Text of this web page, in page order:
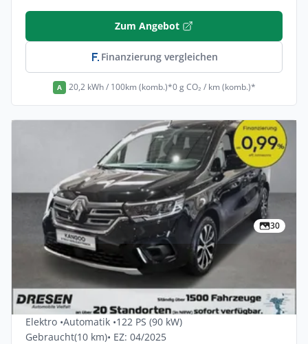
Zum Angebot
Finanzierung vergleichen
A 20,2 kWh / 100km (komb.)*0 g CO₂ / km (komb.)*
30
Privat & Gewerbe
Renault Kangoo-e-tech Techno Comfort
Range AC22 L1 5dr
Elektro •Automatik •122 PS (90 kW)
Gebraucht(10 km)• EZ: 04/2025